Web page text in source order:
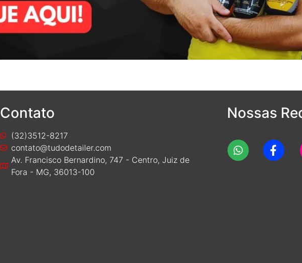
Contato
(32)3512-8217
contato@tudodetailer.com
Av. Francisco Bernardino, 747 - Centro, Juiz de
Fora - MG, 36013-100
Nossas